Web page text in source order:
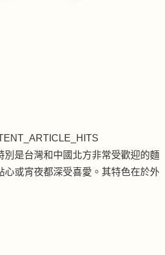
別是台灣和中國北方非常受歡迎的麵
心或宵夜都深受喜愛。其特色在於外